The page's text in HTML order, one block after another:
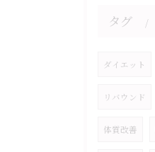
タグ
ダイエット
リバウンド
体質改善